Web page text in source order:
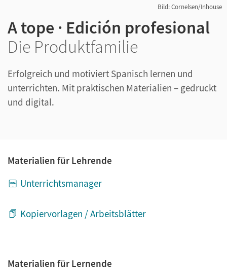
Bild: Cornelsen/Inhouse
A tope · Edición profesional
Die Produktfamilie
Erfolgreich und motiviert Spanisch lernen und
unterrichten. Mit praktischen Materialien – gedruckt
und digital.
Materialien für Lehrende
Unterrichtsmanager
Kopiervorlagen / Arbeitsblätter
Materialien für Lernende